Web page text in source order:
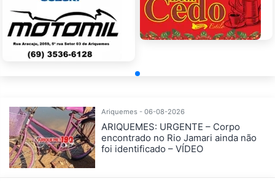
Ariquemes - 06-08-2026
ARIQUEMES: URGENTE – Corpo
encontrado no Rio Jamari ainda não
foi identificado – VÍDEO